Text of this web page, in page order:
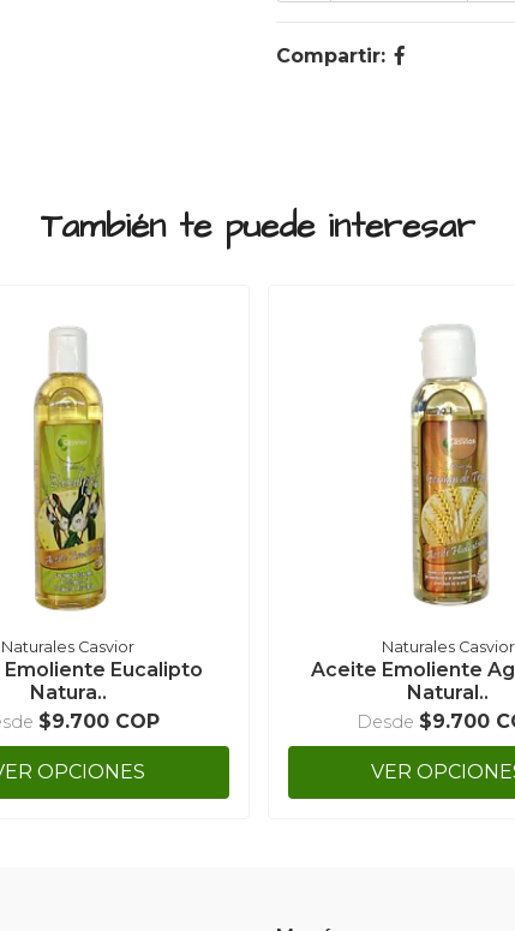
Compartir:
También te puede interesar
Naturales Casvior
Eucalipto
Natura..
$9.700 COP
OPCIONES
Naturales Casvior
Aceite Emoliente
Natural..
Desde $9.700
VER